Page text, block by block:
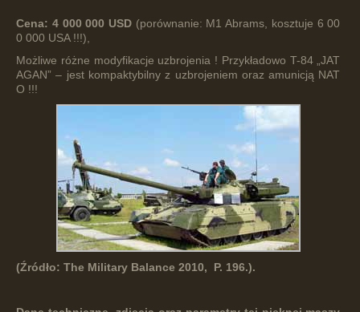
Cena: 4 000 000 USD (porównanie: M1 Abrams, kosztuje 6 00
0 000 USA !!!),
Możliwe różne modyfikacje uzbrojenia ! Przykładowo T-84 „JAT
AGAN” – jest kompaktybilny z uzbrojeniem oraz amunicją NAT
O !!!
(Źródło: The Military Balance 2010, P. 196.).